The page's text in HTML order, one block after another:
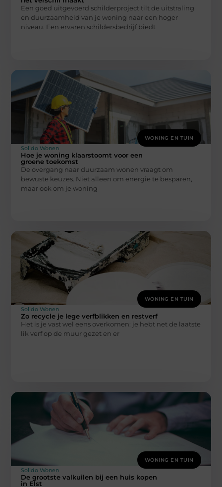
Een goed uitgevoerd schilderproject tilt de uitstraling
en duurzaamheid van je woning naar een hoger
niveau. Een ervaren schildersbedrijf biedt
WONING EN TUIN
Solido Wonen
Hoe je woning klaarstoomt voor een
groene toekomst
De overgang naar duurzaam wonen vraagt om
bewuste keuzes. Niet alleen om energie te besparen,
maar ook om je woning
WONING EN TUIN
Solido Wonen
Zo recycle je lege verfblikken en restverf
Het is je vast wel eens overkomen: je hebt net de laatste
lik verf op de muur gezet en er
WONING EN TUIN
Solido Wonen
De grootste valkuilen bij een huis kopen
in Elst